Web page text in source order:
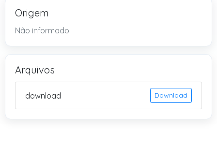
Origem
Não informado
Arquivos
download Download